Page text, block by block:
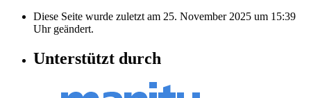
Diese Seite wurde zuletzt am 25. November 2025 um 15:39
Uhr geändert.
Unterstützt durch